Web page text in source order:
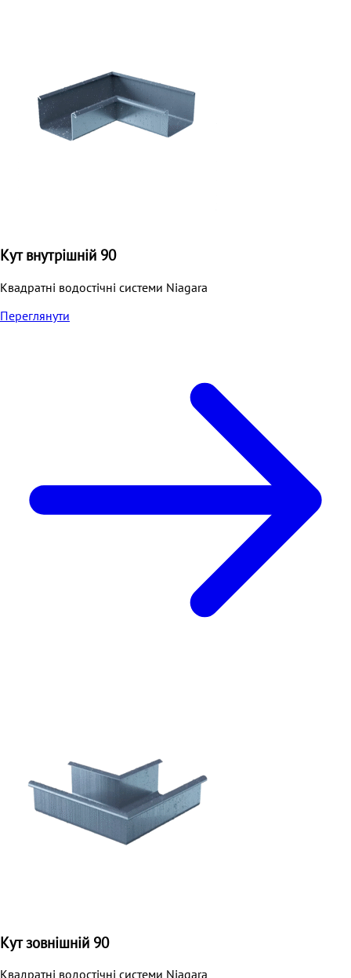
Кут внутрішній 90
Квадратні водостічні системи Niagara
Переглянути
Кут зовнішній 90
Квадратні водостічні системи Niagara